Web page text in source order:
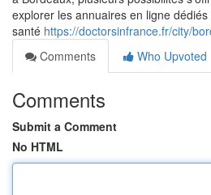
explorer les annuaires en ligne
santé https://doctorsinfrance.fr/city/
Comments
Who Upvoted
Comments
Submit a Comment
No HTML